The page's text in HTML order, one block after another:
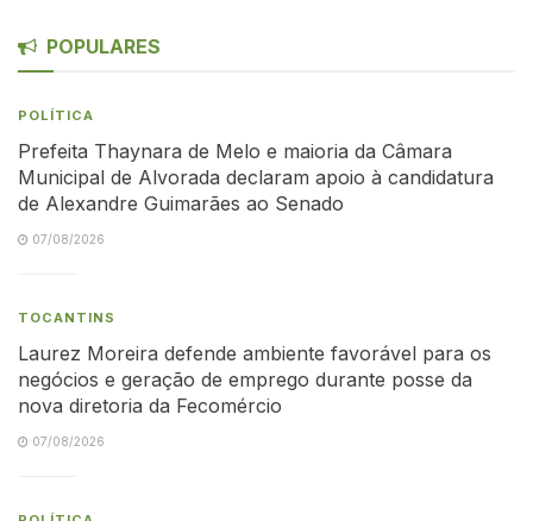
POPULARES
POLÍTICA
Prefeita Thaynara de Melo e maioria da Câmara
Municipal de Alvorada declaram apoio à candidatura
de Alexandre Guimarães ao Senado
07/08/2026
TOCANTINS
Laurez Moreira defende ambiente favorável para os
negócios e geração de emprego durante posse da
nova diretoria da Fecomércio
07/08/2026